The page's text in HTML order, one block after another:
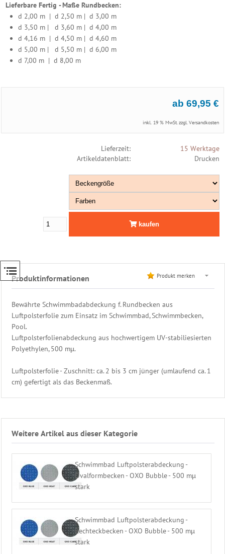
Lieferbare Fertig - Maße Rundbecken:
d 2,00 m | d 2,50 m | d 3,00 m
d 3,50 m | d 3,60 m | d 4,00 m
d 4,16 m | d 4,50 m | d 4,60 m
d 5,00 m | d 5,50 m | d 6,00 m
d 7,00 m | d 8,00 m
ab 69,95 €
inkl. 19 % MwSt. zzgl.Versandkosten
Lieferzeit:
15 Werktage
Artikeldatenblatt:
Drucken
kaufen
Produktinformationen Produkt merken
Bewährte Schwimmbadabdeckung f. Rundbecken aus
Luftpolsterfolie zum Einsatz im Schwimmbad, Schwimmbecken,
Pool.
Luftpolsterfolienabdeckung aus hochwertigem UV-stabiliesierten
Polyethylen, 500 mµ.
Luftpolsterfolie - Zuschnitt: ca. 2 bis 3 cm jünger (umlaufend ca. 1
cm) gefertigt als das Beckenmaß.
Weitere Artikel aus dieser Kategorie
Schwimmbad Luftpolsterabdeckung -
Ovalformbecken - OXO Bubble - 500 mµ
stark
Schwimmbad Luftpolsterabdeckung -
Rechteckbecken - OXO Bubble - 500 mµ
stark
Luftpolster
Fertigmasse
Sonderanfertigung
Aufrollvorrichtung
Sicherheitsabdeckung
Überdachung
Winterabdeckung
Rohrmontagen
Heizung
Gegenstromanlage
Eisdruckpolster
Ersatzteile
Schwimmbadtechnik
Bäderliege
Freizeitliege
Unser
Sauna
Shop